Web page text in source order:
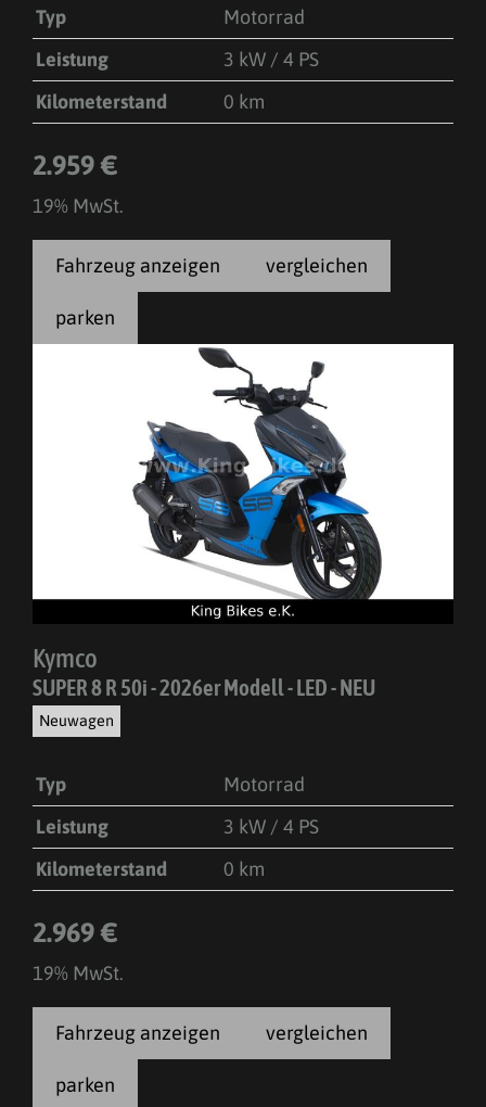
Typ
Motorrad
Leistung
3 kW / 4 PS
Kilometerstand
0 km
2.959 €
19% MwSt.
Fahrzeug anzeigen vergleichen
parken
Kymco
SUPER 8 R 50i - 2026er Modell - LED - NEU
Neuwagen
Typ
Motorrad
Leistung
3 kW / 4 PS
Kilometerstand
0 km
2.969 €
19% MwSt.
Fahrzeug anzeigen vergleichen
parken